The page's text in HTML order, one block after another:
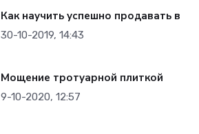
Как научить успешно продавать в
30-10-2019, 14:43
Мощение тротуарной плиткой
9-10-2020, 12:57